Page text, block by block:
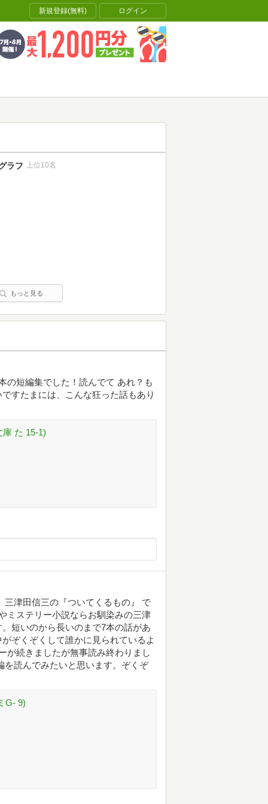
新規登録(無料) ログイン
ラフ 上位10名
もっと見る
短編集でした！読んでて あれ？も
すたまには、こんな狂った話もあり
た 15-1)
三津田信三の『ついてくるもの』 で
ミステリー小説ならお馴染みの三津
短いのから長いのまで7本の話があ
ぞくぞくして誰かに見られているよ
が続きましたが無事読み終わりまし
を読んでみたいと思います。ぞくぞ
G- 9)